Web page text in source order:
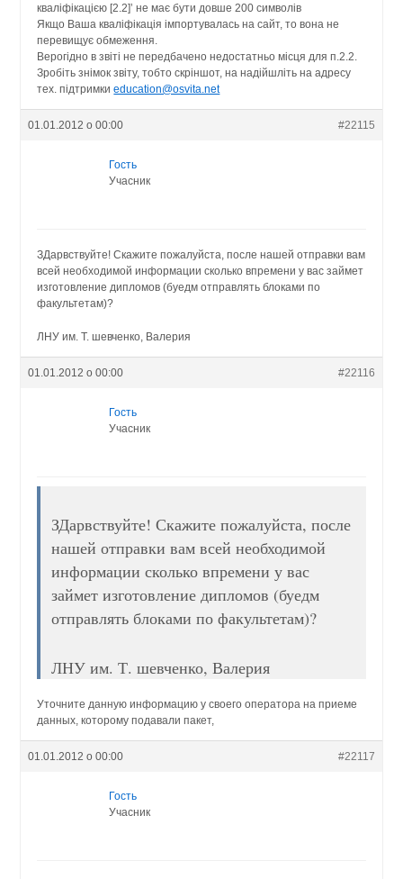
кваліфікацією [2.2]’ не має бути довше 200 символів
Якщо Ваша кваліфікація імпортувалась на сайт, то вона не
перевищує обмеження.
Верогідно в звіті не передбачено недостатньо місця для п.2.2.
Зробіть знімок звіту, тобто скріншот, на надійшліть на адресу
тех. підтримкиeducation@osvita.net
01.01.2012 о 00:00 #22115
Гость
Учасник
ЗДарвствуйте! Скажите пожалуйста, после нашей отправки вам
всей необходимой информации сколько впремени у вас займет
изготовление дипломов (буедм отправлять блоками по
факультетам)?
ЛНУ им. Т. шевченко, Валерия
01.01.2012 о 00:00 #22116
Гость
Учасник
ЗДарвствуйте! Скажите пожалуйста, после
нашей отправки вам всей необходимой
информации сколько впремени у вас
займет изготовление дипломов (буедм
отправлять блоками по факультетам)?
ЛНУ им. Т. шевченко, Валерия
Уточните данную информацию у своего оператора на приеме
данных, которому подавали пакет,
01.01.2012 о 00:00 #22117
Гость
Учасник